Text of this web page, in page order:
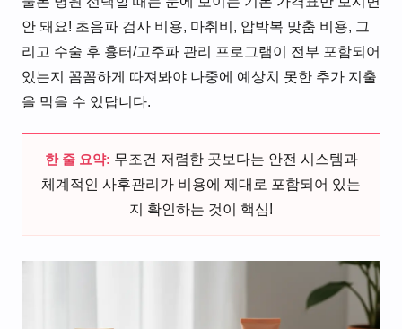
안 돼요! 초음파 검사 비용, 마취비, 압박복 맞춤 비용, 그
리고 수술 후 흉터/고주파 관리 프로그램이 전부 포함되어
있는지 꼼꼼하게 따져봐야 나중에 예상치 못한 추가 지출
을 막을 수 있답니다.
한 줄 요약: 무조건 저렴한 곳보다는 안전 시스템과
체계적인 사후관리가 비용에 제대로 포함되어 있는
지 확인하는 것이 핵심!